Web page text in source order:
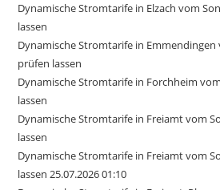
Dynamische Stromtarife in Elzach vom
lassen
Dynamische Stromtarife in
prüfen lassen
Dynamische Stromtarife in Forchheim
lassen
Dynamische Stromtarife in Freiamt vom
lassen
Dynamische Stromtarife in Freiamt vom
lassen 25.07.2026 01:10